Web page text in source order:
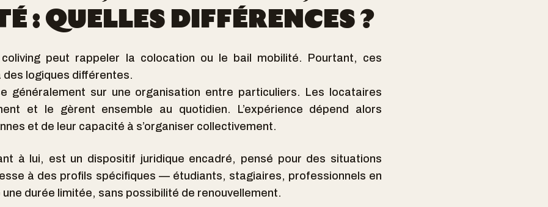
: QUELLES DIFFÉRENCES ?
peut rappeler la colocation ou le bail mobilité. Pourtant, ces
logiques différentes.
généralement sur une organisation entre particuliers. Les locataires
et le gèrent ensemble au quotidien. L’expérience dépend alors
et de leur capacité à s’organiser collectivement.
à lui, est un dispositif juridique encadré, pensé pour des situations
à des profils spécifiques — étudiants, stagiaires, professionnels en
durée limitée, sans possibilité de renouvellement.